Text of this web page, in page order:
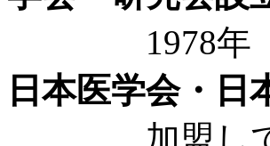
1978年
日本医学会・日
加盟して